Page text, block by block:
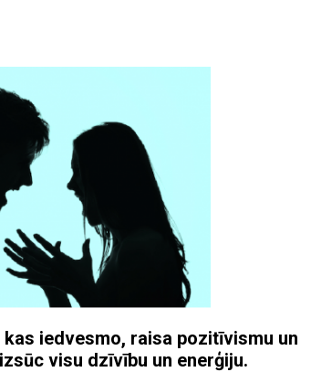
iedvesmo, raisa pozitīvismu un
visu dzīvību un enerģiju.